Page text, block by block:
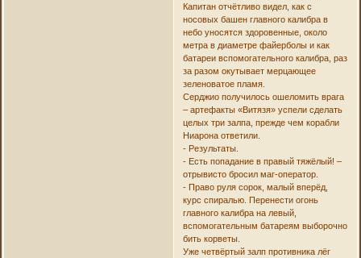
Капитан отчётливо видел, как с
носовых башен главного калибра в
небо уносятся здоровенные, около
метра в диаметре файерболы и как
батареи вспомогательного калибра, раз
за разом окутывает мерцающее
зеленоватое пламя.
Серджио получилось ошеломить врага
– артефакты «Витязя» успели сделать
целых три залпа, прежде чем корабли
Ниарона ответили.
- Результаты.
- Есть попадание в правый тяжёлый! –
отрывисто бросил маг-оператор.
- Право руля сорок, малый вперёд,
курс спиралью. Перенести огонь
главного калибра на левый,
вспомогательным батареям выборочно
бить корветы.
Уже четвёртый залп противника лёг